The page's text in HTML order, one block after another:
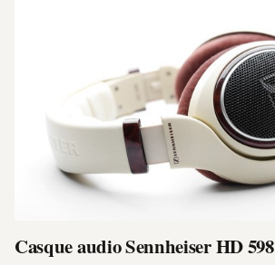
Casque audio Sennheiser HD 598